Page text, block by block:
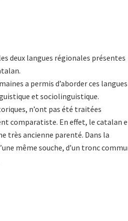
deux langues régionales présentes
a permis d’aborder ces langues
et sociolinguistique.
n’ont pas été traitées
comparatiste. En effet, le catalan
très ancienne parenté. Dans la
même souche, d’un tronc